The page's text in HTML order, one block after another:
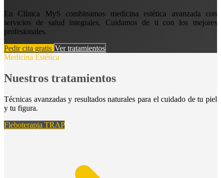
En Clínica MyS combinamos medicina estética avanzada con
servicios de salud integrales. Cuidamos de ti con los mejores
profesionales.
Pedir cita gratis Ver tratamientos
Medicina Estética
Nuestros tratamientos
Técnicas avanzadas y resultados naturales para el cuidado de tu piel
y tu figura.
Fleboterapia TRAP